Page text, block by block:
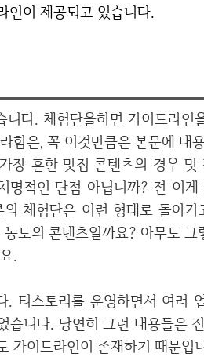
인이 제공되고 있습니다.
함은, 꼭 이것만큼은 본문에 내
장 흔한 맛집 콘텐츠의 경우
명적인 단점 아닙니까? 전 이
체험단은 이런 형태로 돌아
도의 콘텐츠일까요? 아무도 그
.
니다. 당연히 그런 내용들은
가이드라인이 존재하기 때문입